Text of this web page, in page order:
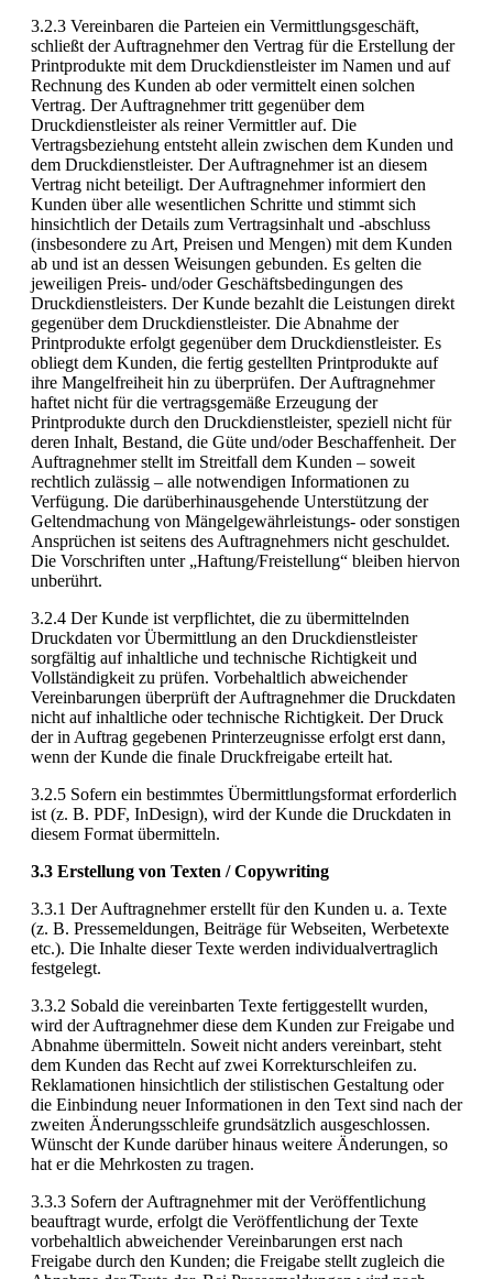
3.2.3 Vereinbaren die Parteien ein Vermittlungsgeschäft,
schließt der Auftragnehmer den Vertrag für die Erstellung der
Printprodukte mit dem Druckdienstleister im Namen und auf
Rechnung des Kunden ab oder vermittelt einen solchen
Vertrag. Der Auftragnehmer tritt gegenüber dem
Druckdienstleister als reiner Vermittler auf. Die
Vertragsbeziehung entsteht allein zwischen dem Kunden und
dem Druckdienstleister. Der Auftragnehmer ist an diesem
Vertrag nicht beteiligt. Der Auftragnehmer informiert den
Kunden über alle wesentlichen Schritte und stimmt sich
hinsichtlich der Details zum Vertragsinhalt und -abschluss
(insbesondere zu Art, Preisen und Mengen) mit dem Kunden
ab und ist an dessen Weisungen gebunden. Es gelten die
jeweiligen Preis- und/oder Geschäftsbedingungen des
Druckdienstleisters. Der Kunde bezahlt die Leistungen direkt
gegenüber dem Druckdienstleister. Die Abnahme der
Printprodukte erfolgt gegenüber dem Druckdienstleister. Es
obliegt dem Kunden, die fertig gestellten Printprodukte auf
ihre Mangelfreiheit hin zu überprüfen. Der Auftragnehmer
haftet nicht für die vertragsgemäße Erzeugung der
Printprodukte durch den Druckdienstleister, speziell nicht für
deren Inhalt, Bestand, die Güte und/oder Beschaffenheit. Der
Auftragnehmer stellt im Streitfall dem Kunden – soweit
rechtlich zulässig – alle notwendigen Informationen zu
Verfügung. Die darüberhinausgehende Unterstützung der
Geltendmachung von Mängelgewährleistungs- oder sonstigen
Ansprüchen ist seitens des Auftragnehmers nicht geschuldet.
Die Vorschriften unter „Haftung/Freistellung“ bleiben hiervon
unberührt.
3.2.4 Der Kunde ist verpflichtet, die zu übermittelnden
Druckdaten vor Übermittlung an den Druckdienstleister
sorgfältig auf inhaltliche und technische Richtigkeit und
Vollständigkeit zu prüfen. Vorbehaltlich abweichender
Vereinbarungen überprüft der Auftragnehmer die Druckdaten
nicht auf inhaltliche oder technische Richtigkeit. Der Druck
der in Auftrag gegebenen Printerzeugnisse erfolgt erst dann,
wenn der Kunde die finale Druckfreigabe erteilt hat.
3.2.5 Sofern ein bestimmtes Übermittlungsformat erforderlich
ist (z. B. PDF, InDesign), wird der Kunde die Druckdaten in
diesem Format übermitteln.
3.3 Erstellung von Texten / Copywriting
3.3.1 Der Auftragnehmer erstellt für den Kunden u. a. Texte
(z. B. Pressemeldungen, Beiträge für Webseiten, Werbetexte
etc.). Die Inhalte dieser Texte werden individualvertraglich
festgelegt.
3.3.2 Sobald die vereinbarten Texte fertiggestellt wurden,
wird der Auftragnehmer diese dem Kunden zur Freigabe und
Abnahme übermitteln. Soweit nicht anders vereinbart, steht
dem Kunden das Recht auf zwei Korrekturschleifen zu.
Reklamationen hinsichtlich der stilistischen Gestaltung oder
die Einbindung neuer Informationen in den Text sind nach der
zweiten Änderungsschleife grundsätzlich ausgeschlossen.
Wünscht der Kunde darüber hinaus weitere Änderungen, so
hat er die Mehrkosten zu tragen.
3.3.3 Sofern der Auftragnehmer mit der Veröffentlichung
beauftragt wurde, erfolgt die Veröffentlichung der Texte
vorbehaltlich abweichender Vereinbarungen erst nach
Freigabe durch den Kunden; die Freigabe stellt zugleich die